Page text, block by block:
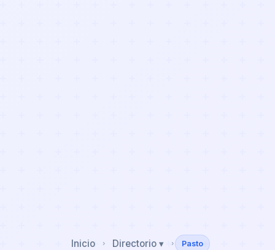
Inicio › Directorio ▾ › Pasto